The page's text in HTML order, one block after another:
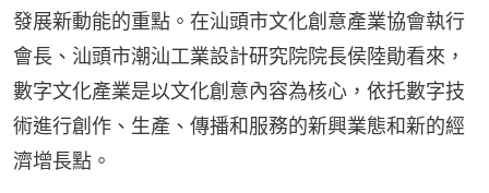
發展新動能的重點。在汕頭市文化創意產業協會執行
會長、汕頭市潮汕工業設計研究院院長侯陸勛看來，
數字文化產業是以文化創意內容為核心，依托數字技
術進行創作、生產、傳播和服務的新興業態和新的經
濟增長點。